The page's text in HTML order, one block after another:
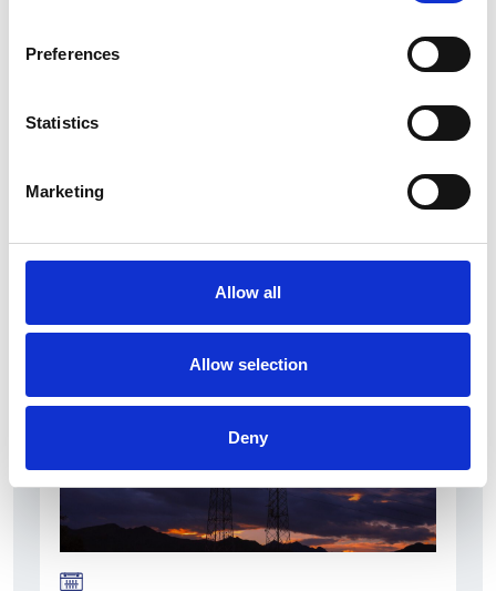
Preferences
Statistics
Marketing
Allow all
Allow selection
Deny
primo semestre